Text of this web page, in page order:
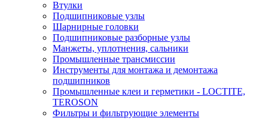
Втулки
Подшипниковые узлы
Шарнирные головки
Подшипниковые разборные узлы
Манжеты, уплотнения, сальники
Промышленные трансмиссии
Инструменты для монтажа и демонтажа
подшипников
Промышленные клеи и герметики - LOCTITE,
TEROSON
Фильтры и фильтрующие элементы